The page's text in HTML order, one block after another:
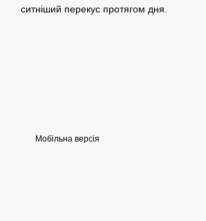
ситніший перекус протягом дня.
Мобільна версія